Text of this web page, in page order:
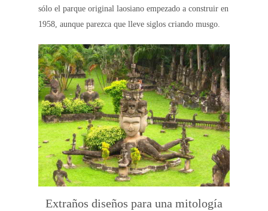
sólo el parque original laosiano empezado a construir en
1958, aunque parezca que lleve siglos criando musgo.
Extraños diseños para una mitología